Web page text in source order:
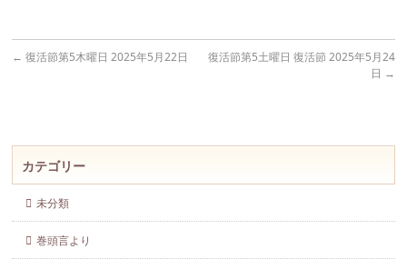
← 復活節第5木曜日 2025年5月22日
復活節第5土曜日 復活節 2025年5月24
日 →
カテゴリー
未分類
巻頭言より